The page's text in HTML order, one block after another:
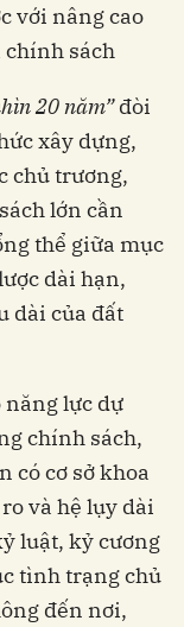
với nâng cao
chính sách
20 năm”đòi
xây dựng,
chủ trương,
lớn cần
thể giữa mục
dài hạn,
dài của đất
năng lực dự
chính sách,
có cơ sở khoa
và hệ lụy dài
luật, kỷ cương
tình trạng chủ
đến nơi,